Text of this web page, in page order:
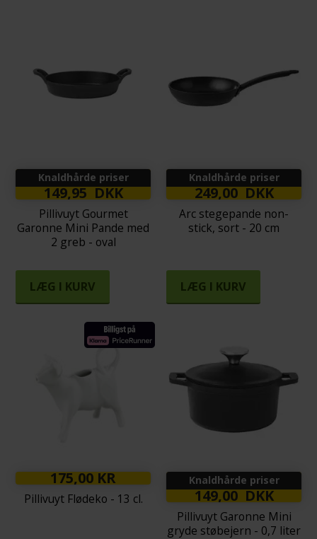
Knaldhårde priser
149,95 DKK
Pillivuyt Gourmet
Garonne Mini Pande med
2 greb - oval
LÆG I KURV
Knaldhårde priser
249,00 DKK
Arc stegepande non-
stick, sort - 20 cm
LÆG I KURV
175,00 KR
Pillivuyt Flødeko - 13 cl.
Knaldhårde priser
149,00 DKK
Pillivuyt Garonne Mini
gryde støbejern - 0,7 liter